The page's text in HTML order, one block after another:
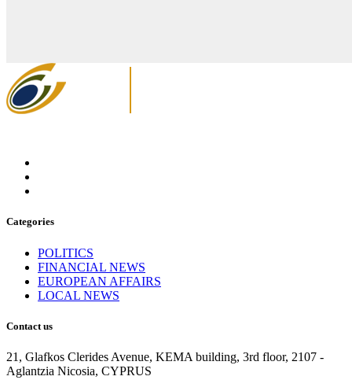
Categories
POLITICS
FINANCIAL NEWS
EUROPEAN AFFAIRS
LOCAL NEWS
Contact us
21, Glafkos Clerides Avenue, KEMA building, 3rd floor, 2107 -
Aglantzia Nicosia, CYPRUS